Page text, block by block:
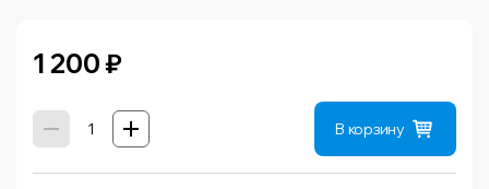
1 200₽
В корзину